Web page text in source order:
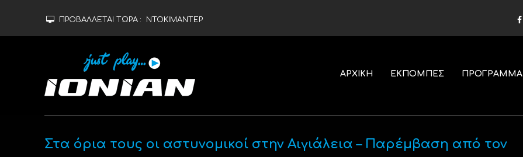
ΠΡΟΒΑΛΛΕΤΑΙ ΤΩΡΑ : ΝΤΟΚΙΜΑΝΤΕΡ
ΑΡΧΙΚΗ ΕΚΠΟΜΠΕΣ ΠΡΟΓΡΑΜΜΑ
Στα όρια τους οι αστυνομικοί στην Αιγιάλεια – Παρέμβαση από τον